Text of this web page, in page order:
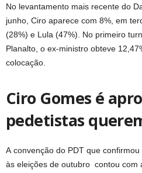
No levantamento mais recente do
junho, Ciro aparece com 8%, em
(28%) e Lula (47%). No primeiro
Planalto, o ex-ministro obteve
colocação.
Ciro Gomes é
pedetistas
A convenção do PDT que
às eleições de outubro contou com